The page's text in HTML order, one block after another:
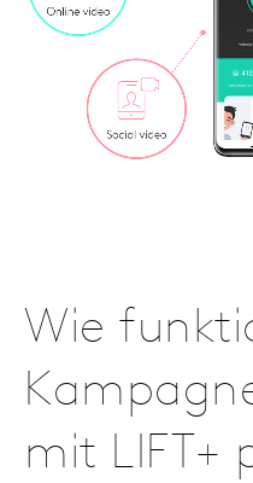
Wie
mit LIFT+